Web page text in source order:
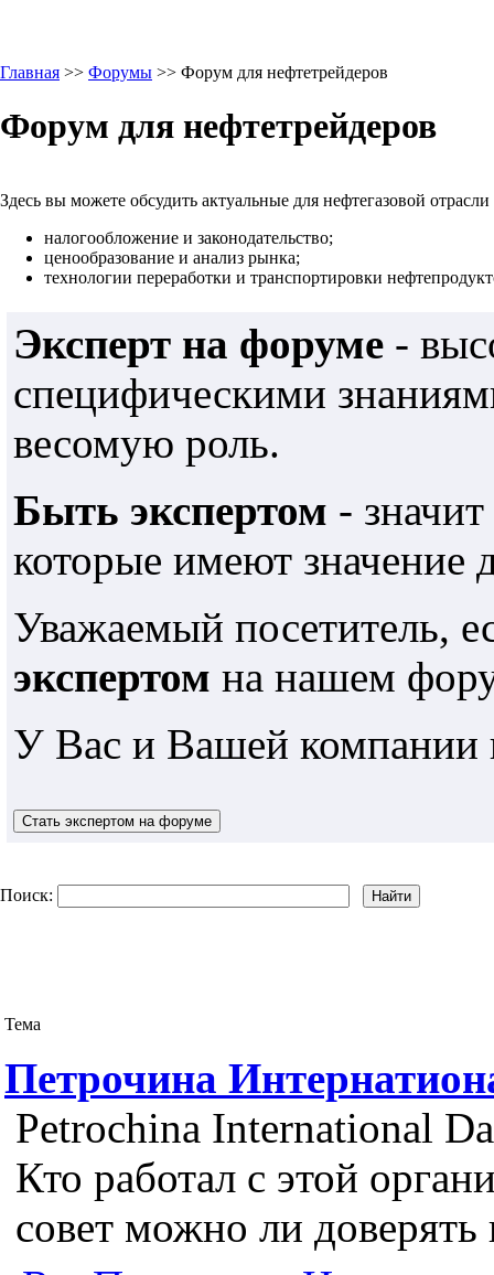
Главная >> Форумы >> Форум для нефтетрейдеров
Форум для нефтетрейдеров
Здесь вы можете обсудить актуальные для нефтегазовой
налогообложение и законодательство;
ценообразование и анализ рынка;
технологии переработки и транспортировки
Эксперт на форуме -
специфическими
весомую роль.
Быть экспертом -
которые имеют
Уважаемый посетитель,
экспертом на нашем
У Вас и Вашей компании
Поиск:
Тема
Петрочина
Petrochina International
Кто работал с этой
совет можно ли доверять